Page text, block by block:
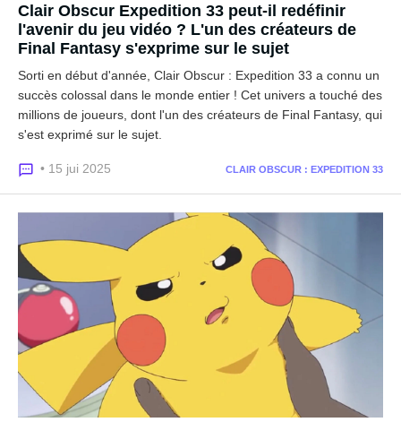
Clair Obscur Expedition 33 peut-il redéfinir
l'avenir du jeu vidéo ? L'un des créateurs de
Final Fantasy s'exprime sur le sujet
Sorti en début d'année, Clair Obscur : Expedition 33 a connu un
succès colossal dans le monde entier ! Cet univers a touché des
millions de joueurs, dont l'un des créateurs de Final Fantasy, qui
s'est exprimé sur le sujet.
• 15 jui 2025 CLAIR OBSCUR : EXPEDITION 33